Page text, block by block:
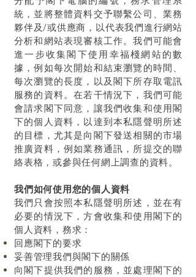
統，並將整體資料交予聯繫公司、業務
夥伴及/或供應商，以代表我們進行網站
分析和網站表現審核工作。我們可能會
進一步收集閣下使用 幸福棧網站的數
據，例如每次開始和結束瀏覽的時間、
每次瀏覽的長度，以及閣下所存取電訊
服務的資料。在若干情況下，我們可能
會請求閣下同意，讓我們收集和使用閣
下的個人資料，以達到本私隱聲明所述
的目標，尤其是向閣下發送相關的市場
推廣資料，例如業務通訊，所提交的聯
絡表格，或參與任何網上調查的資料。
我們如何使用您的個人資料
我們只會按照本私隱聲明所述，並在有
必要的情況下，方會收集和使用閣下的
個人資料，務求：
回應閣下的要求
妥善管理我們與閣下的關係
向閣下提供我們的服務，並處理閣下的